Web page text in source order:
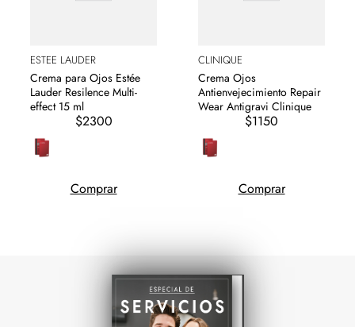
ESTEE LAUDER
Crema para Ojos Estée
Lauder Resilence Multi-
effect 15 ml
$2300
Comprar
CLINIQUE
Crema Ojos
Antienvejecimiento Repair
Wear Antigravi Clinique
$1150
Comprar